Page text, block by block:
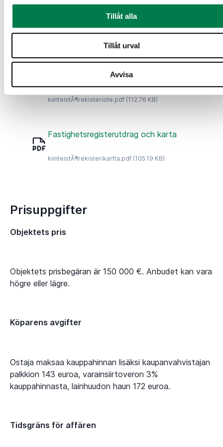
Tillåt alla
Tillåt urval
Avvisa
(131.21 KB)
Fastighetsregisterutdrag och karta
kiinteistÃ¶rekisteriote.pdf (112.76 KB)
Fastighetsregisterutdrag och karta
kiinteistÃ¶rekisterikartta.pdf (105.19 KB)
Prisuppgifter
Objektets pris
Objektets prisbegäran är 150 000 €. Anbudet kan vara
högre eller lägre.
Köparens avgifter
Ostaja maksaa kauppahinnan lisäksi kaupanvahvistajan
palkkion 143 euroa, varainsiirtoveron 3%
kauppahinnasta, lainhuudon haun 172 euroa.
Tidsgräns för affären